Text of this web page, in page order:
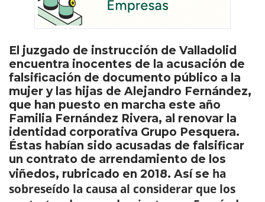
El juzgado de instrucción de Valladolid
encuentra inocentes de la acusación de
falsificación de documento público a la
mujer y las hijas de Alejandro Fernández,
que han puesto en marcha este año
Familia Fernández Rivera, al renovar la
identidad corporativa Grupo Pesquera.
Éstas habían sido acusadas de falsificar
un contrato de arrendamiento de los
viñedos, rubricado en 2018. Así se ha
sobreseído la causa al considerar que los